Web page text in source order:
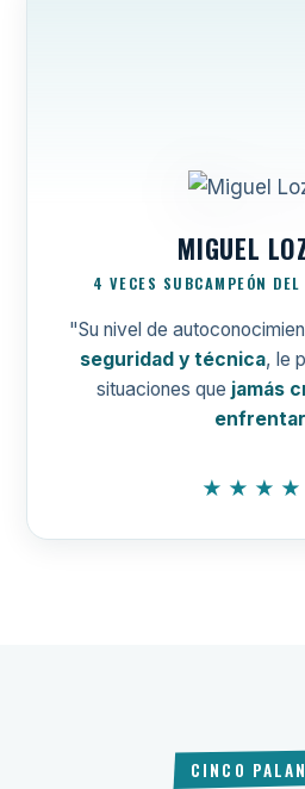
MIGUEL
4 VECES SUBCAMPEÓN
"Su nivel de
seguridad y técnica, le
situaciones que jamás
enfrentar
CINCO